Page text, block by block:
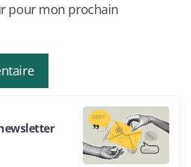
pour mon prochain